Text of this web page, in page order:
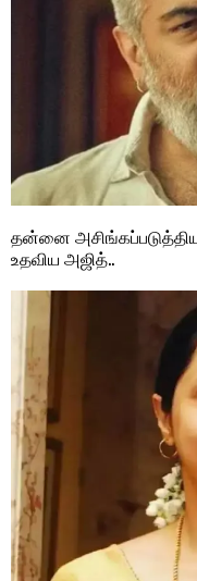
தன்னை அசிங்கப்படுத்திய
உதவிய அஜித்..